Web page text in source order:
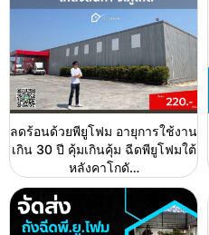
ลดร้อนด้วยพียูโฟม อายุการใช้งาน
เกิน 30 ปี คุ้มเกินคุ้ม ฉีดพียูโฟมใต้
หลังคาโกดั…